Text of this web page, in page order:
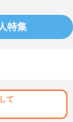
特集
て